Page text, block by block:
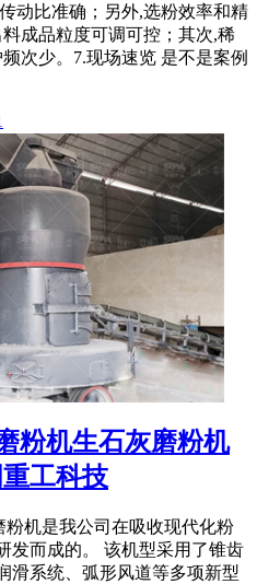
动比准确；另外,选粉效率和精
成品粒度可调可控；其次,稀
次少。7.现场速览 是不是案例
粉机生石灰磨粉机
工科技
机是我公司在吸收现代化粉
发而成的。 该机型采用了锥齿
滑系统、弧形风道等多项新型